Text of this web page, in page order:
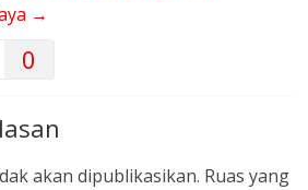
→
0
akan dipublikasikan. Ruas yang